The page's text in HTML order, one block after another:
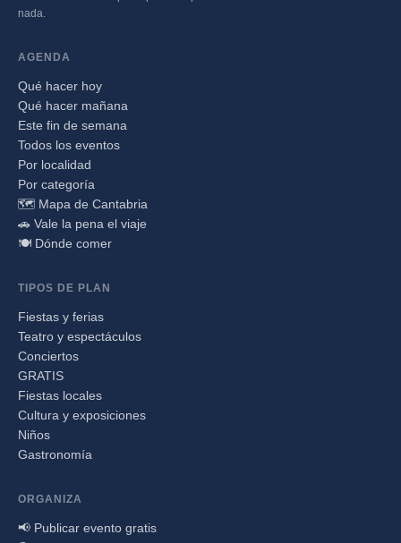
nada.
AGENDA
Qué hacer hoy
Qué hacer mañana
Este fin de semana
Todos los eventos
Por localidad
Por categoría
🗺️ Mapa de Cantabria
🚗 Vale la pena el viaje
🍽️ Dónde comer
TIPOS DE PLAN
Fiestas y ferias
Teatro y espectáculos
Conciertos
GRATIS
Fiestas locales
Cultura y exposiciones
Niños
Gastronomía
ORGANIZA
📢 Publicar evento gratis